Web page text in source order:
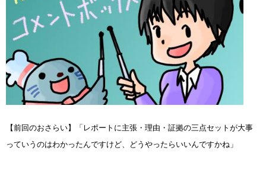
【前回のおさらい】「レポートに主張・理由・証拠の三点セットが大事
っていうのはわかったんですけど、どうやったらいいんですかね」